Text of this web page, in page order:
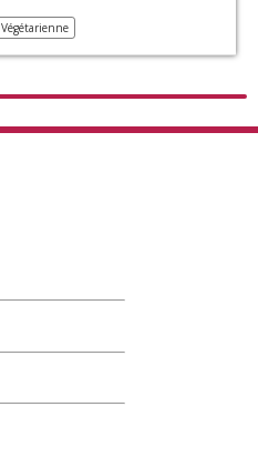
Végétarienne